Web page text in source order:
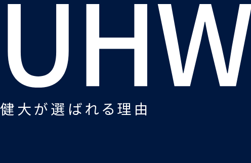
健大が選ばれる理由